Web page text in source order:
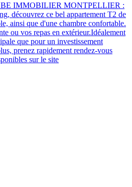
IMMOBILIER MONTPELLIER :
découvrez ce bel appartement T2 de
ainsi que d'une chambre confortable.
ou vos repas en extérieur.Idéalement
que pour un investissement
prenez rapidement rendez-vous
sur le site